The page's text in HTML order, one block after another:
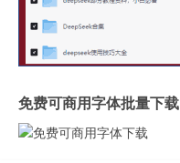
免费可商用字体批量下载